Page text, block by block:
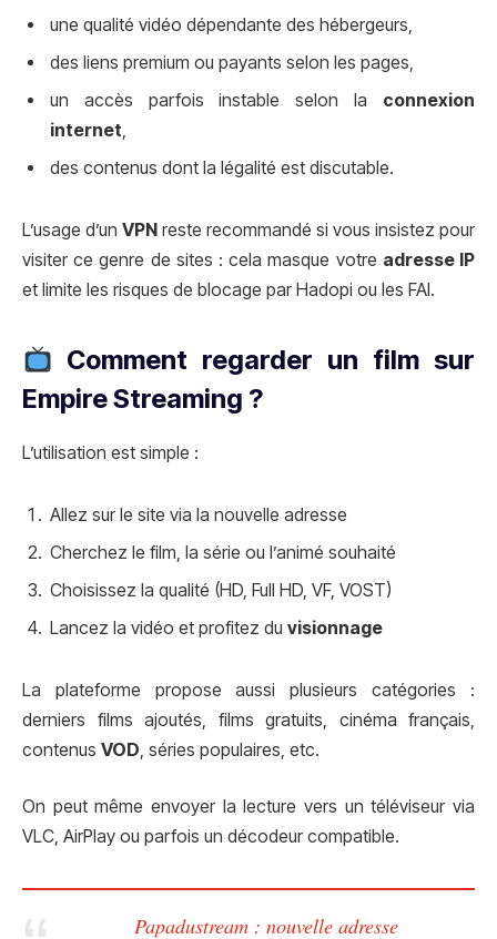
une qualité vidéo dépendante des hébergeurs,
des liens premium ou payants selon les pages,
un accès parfois instable selon la connexion
internet,
des contenus dont la légalité est discutable.
L’usage d’un VPN reste recommandé si vous insistez pour
visiter ce genre de sites : cela masque votre adresse IP
et limite les risques de blocage par Hadopi ou les FAI.
Comment regarder un film sur
Empire Streaming ?
L’utilisation est simple :
Allez sur le site via la nouvelle adresse
Cherchez le film, la série ou l’animé souhaité
Choisissez la qualité (HD, Full HD, VF, VOST)
Lancez la vidéo et profitez du visionnage
La plateforme propose aussi plusieurs catégories :
derniers films ajoutés, films gratuits, cinéma français,
contenus VOD , séries populaires, etc.
On peut même envoyer la lecture vers un téléviseur via
VLC, AirPlay ou parfois un décodeur compatible.
Papadustream : nouvelle adresse